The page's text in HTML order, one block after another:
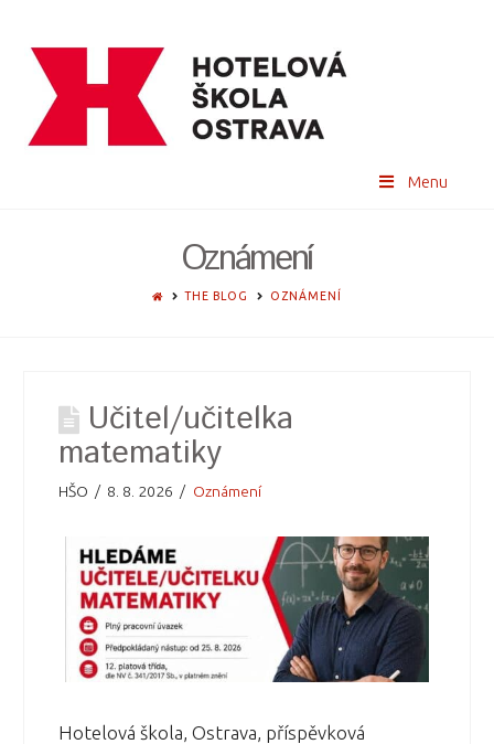
Menu
Oznámení
HOMETHE BLOG OZNÁMENÍ
Učitel/učitelka
matematiky
HŠO 8. 8. 2026 Oznámení
Hotelová škola, Ostrava, příspěvková